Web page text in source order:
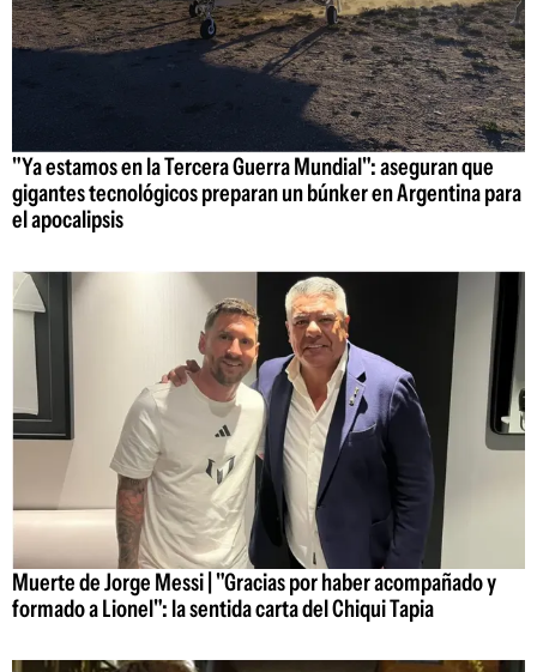
"Ya estamos en la Tercera Guerra Mundial": aseguran que
gigantes tecnológicos preparan un búnker en Argentina para
el apocalipsis
Muerte de Jorge Messi | "Gracias por haber acompañado y
formado a Lionel": la sentida carta del Chiqui Tapia